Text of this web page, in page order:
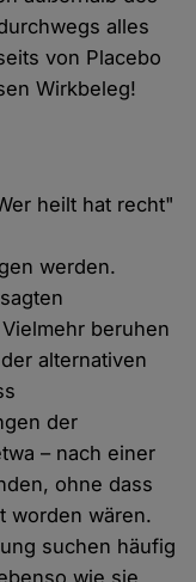
alles
von Placebo
Wirkbeleg!
heilt hat recht"
werden.
beruhen
alternativen
der
– nach einer
ohne dass
worden wären.
suchen häufig
wie sie